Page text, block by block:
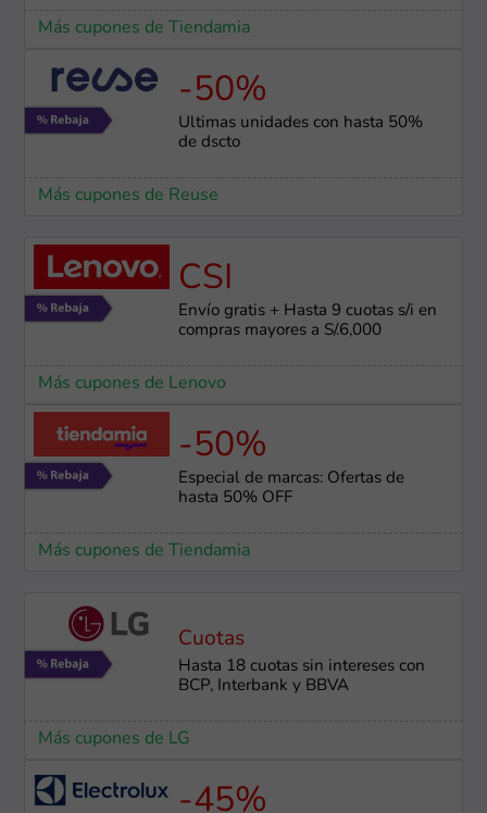
Más cupones de Tiendamia
-50%
Últimas unidades con hasta 50%
de dscto
Más cupones de Reuse
CSI
Envío gratis + Hasta 9 cuotas s/i en
compras mayores a S/.6,000
Más cupones de Lenovo
-50%
Especial de marcas: Ofertas de
hasta 50% OFF
Más cupones de Tiendamia
Cuotas
Hasta 18 cuotas sin intereses con
BCP, Interbank y BBVA
Más cupones de LG
-45%